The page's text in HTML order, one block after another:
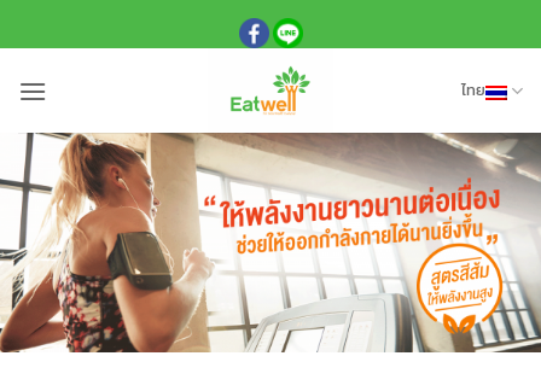
ไป
เนื้อหา
ไทย